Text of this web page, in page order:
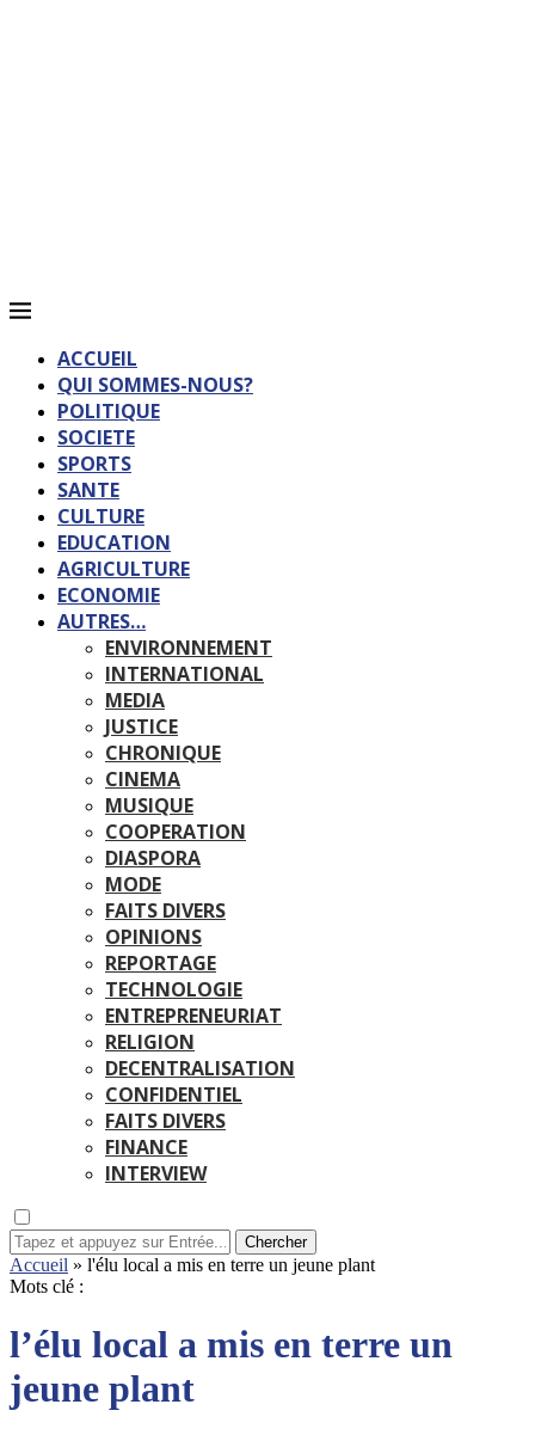
ACCUEIL
QUI SOMMES-NOUS?
POLITIQUE
SOCIETE
SPORTS
SANTE
CULTURE
EDUCATION
AGRICULTURE
ECONOMIE
AUTRES…
ENVIRONNEMENT
INTERNATIONAL
MEDIA
JUSTICE
CHRONIQUE
CINEMA
MUSIQUE
COOPERATION
DIASPORA
MODE
FAITS DIVERS
OPINIONS
REPORTAGE
TECHNOLOGIE
ENTREPRENEURIAT
RELIGION
DECENTRALISATION
CONFIDENTIEL
FAITS DIVERS
FINANCE
INTERVIEW
Chercher
Accueil » l'élu local a mis en terre un jeune plant
Mots clé :
l’élu local a mis en terre un
jeune plant